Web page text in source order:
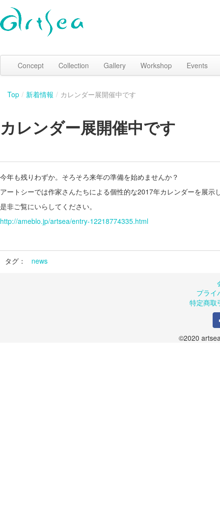
Concept Collection Gallery Workshop Events
Top / 新着情報 / カレンダー展開催中です
カレンダー展開催中です
今年も残りわずか。そろそろ来年の準備を始めませんか？
アートシーでは作家さんたちによる個性的な2017年カレンダーを展示
是非ご覧にいらしてください。
http://ameblo.jp/artsea/entry-12218774335.html
タグ： news
プライ
特定商取
©2020